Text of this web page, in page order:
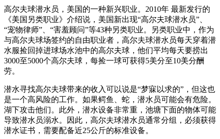
高尔夫球潜水员，美国的一种新兴职业。2010年 最新发行的
《美国另类职业》介绍说，美国新出现“高尔夫球潜水员”、
“宠物律师”、“害羞顾问”等43种另类职业。另类职业中，作为
与高尔夫球场签约的自由职业者，高尔夫球潜水员每天穿着潜
水服捡回掉进球场水池中的高尔夫球，他们平均每天要捞出
3000至5000个高尔夫球，每捡一球可获得5美分至10美分酬
劳。
潜水寻找高尔夫球带来的收入可以说是“梦寐以求的”，但这也
是一个高风险的工作。如果鳄鱼、蛇，潜水员可能会有危险。
湖下攻击他们。此外，潜水设备非常重，池塘下面的物体可能
导致潜水员溺水。因此，高尔夫球潜水员通常分组，必须获得
潜水证书，需要配备近25公斤的标准设备。